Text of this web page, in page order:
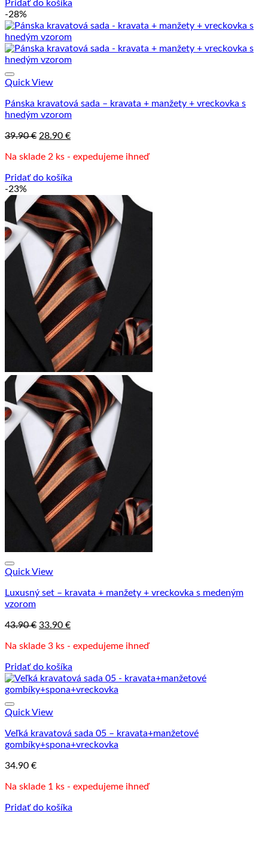
Pridať do košíka
-28%
Quick View
Pánska kravatová sada – kravata + manžety + vreckovka s
hnedým vzorom
39.90€ Pôvodná
bola:
28.90 €Aktuálna
je:
Na sklade 2 ks - expedujeme ihneď
Pridať do košíka
-23%
Quick View
Luxusný set – kravata + manžety + vreckovka s medeným
vzorom
43.90€ Pôvodná
bola:
33.90 €Aktuálna
je:
Na sklade 3 ks - expedujeme ihneď
Pridať do košíka
Quick View
Veľká kravatová sada 05 – kravata+manžetové
gombíky+spona+vreckovka
34.90 €
Na sklade 1 ks - expedujeme ihneď
Pridať do košíka